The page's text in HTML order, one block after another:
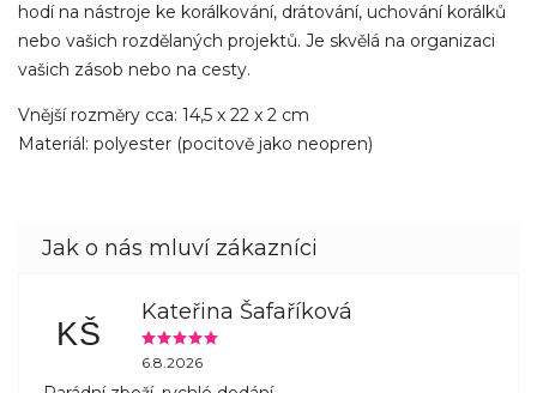
hodí na nástroje ke korálkování, drátování, uchování korálků
nebo vašich rozdělaných projektů. Je skvělá na organizaci
vašich zásob nebo na cesty.
Vnější rozměry cca: 14,5 x 22 x 2 cm
Materiál: polyester (pocitově jako neopren)
KŠ
Kateřina Šafaříková
6.8.2026